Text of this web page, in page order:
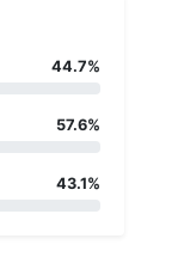
44.7%
57.6%
43.1%